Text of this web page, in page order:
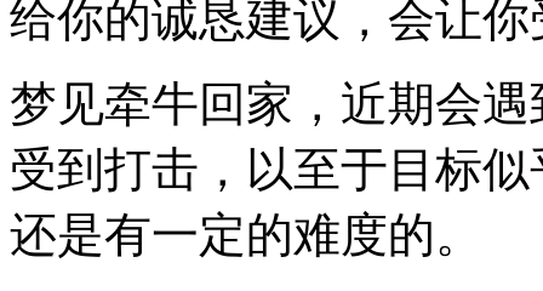
给你的诚恳建议，会让
梦见牵牛回家，近期会
受到打击，以至于目标
还是有一定的难度的。